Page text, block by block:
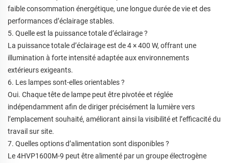
faible consommation énergétique, une longue durée de vie et des
performances d’éclairage stables.
5. Quelle est la puissance totale d’éclairage ?
La puissance totale d’éclairage est de 4 × 400 W, offrant une
illumination à forte intensité adaptée aux environnements
extérieurs exigeants.
6. Les lampes sont-elles orientables ?
Oui. Chaque tête de lampe peut être pivotée et réglée
indépendamment afin de diriger précisément la lumière vers
l’emplacement souhaité, améliorant ainsi la visibilité et l’efficacité du
travail sur site.
7. Quelles options d’alimentation sont disponibles ?
Le 4HVP1600M-9 peut être alimenté par un groupe électrogène